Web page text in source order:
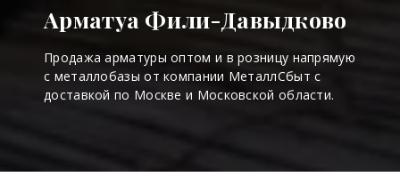
Арматуа Фили-Давыдково
Продажа арматуры оптом и в розницу напрямую
с металлобазы от компании МеталлСбыт с
доставкой по Москве и Московской области.